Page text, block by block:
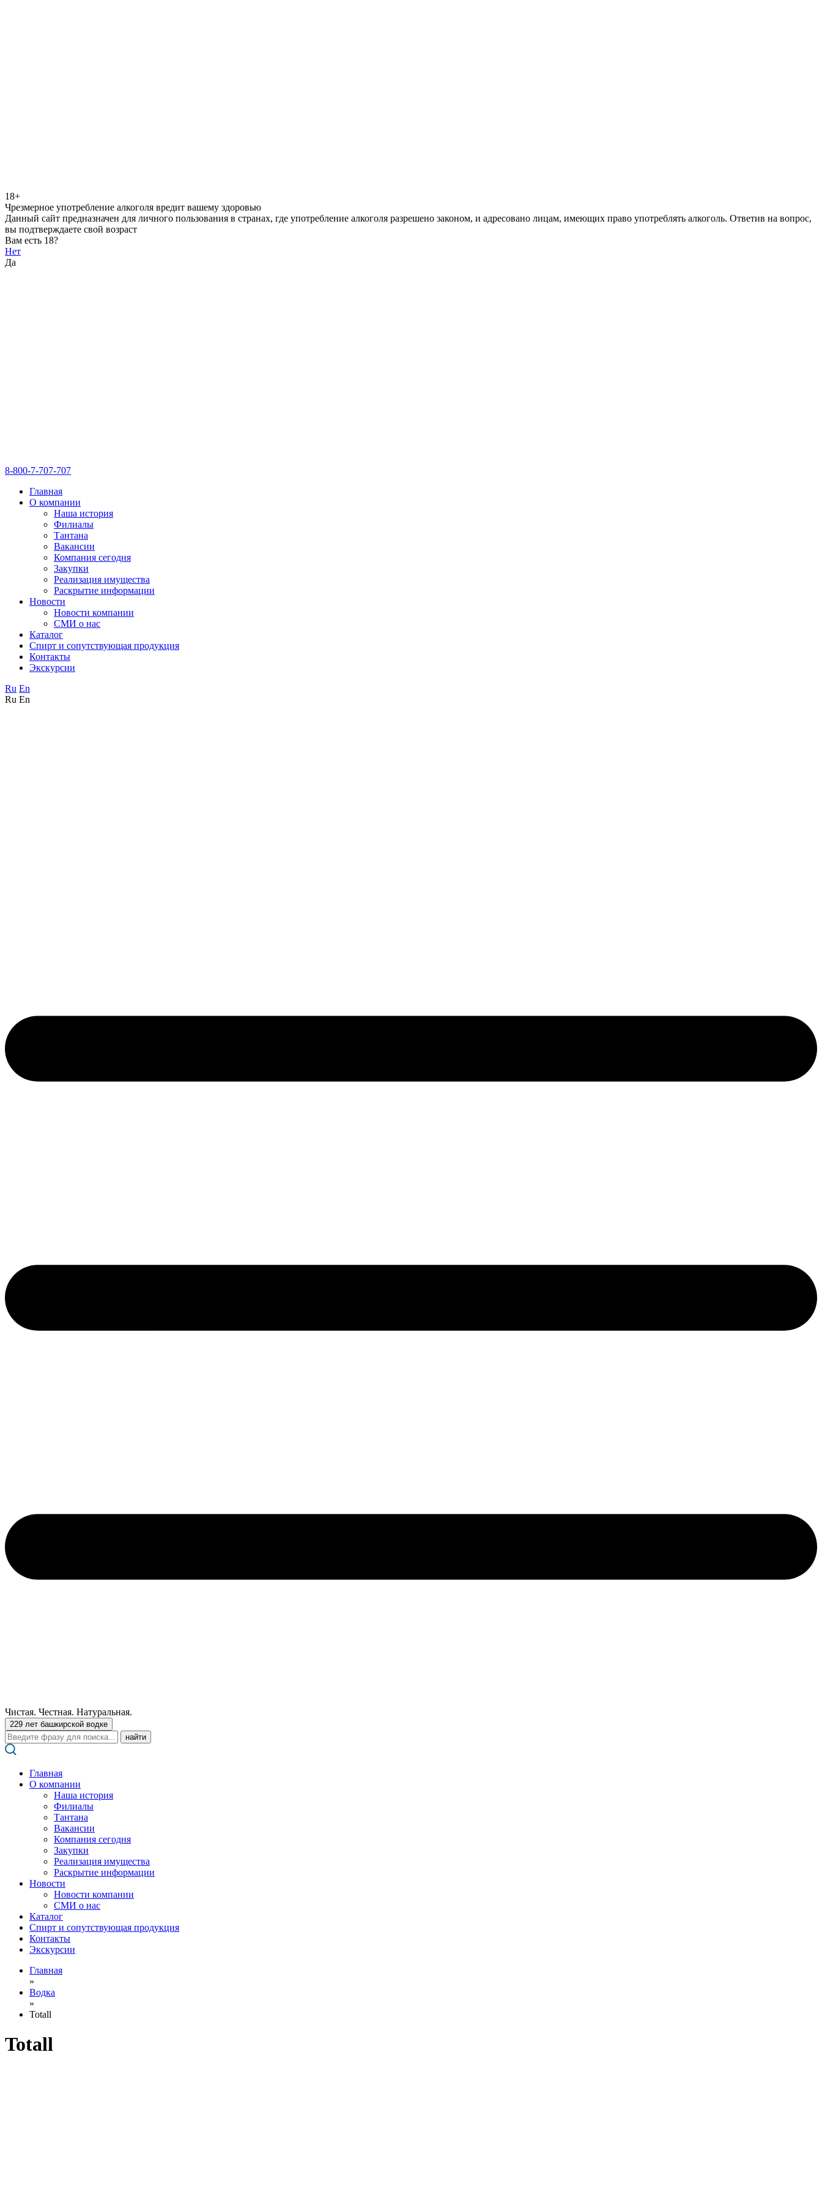
18+
Чрезмерное употребление алкоголя вредит вашему здоровью
Данный сайт предназначен для личного пользования в странах, где употребление алкоголя разрешено законом, и адресовано лицам, имеющих право употреблять алкоголь. Ответив на вопрос,
вы подтверждаете свой возраст
Вам есть 18?
Нет
Да
8-800-7-707-707
Главная
О компании
Наша история
Филиалы
Тантана
Вакансии
Компания сегодня
Закупки
Реализация имущества
Раскрытие информации
Новости
Новости компании
СМИ о нас
Каталог
Спирт и сопутствующая продукция
Контакты
Экскурсии
Ru En
Ru En
Чистая. Честная. Натуральная.
229 лет башкирской водке
Поиск:
Главная
О компании
Наша история
Филиалы
Тантана
Вакансии
Компания сегодня
Закупки
Реализация имущества
Раскрытие информации
Новости
Новости компании
СМИ о нас
Каталог
Спирт и сопутствующая продукция
Контакты
Экскурсии
Главная
»
Водка
»
Totall
Totall